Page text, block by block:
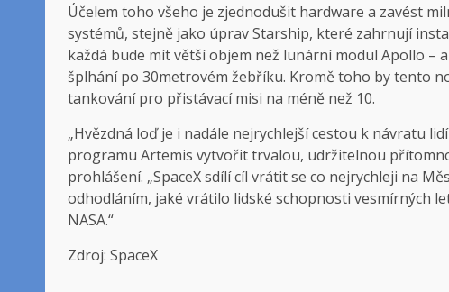
Účelem toho všeho je zjednodušit hardware a zavést
systémů, stejně jako úprav Starship, které zahrnují
každá bude mít větší objem než lunární modul Apollo
šplhání po 30metrovém žebříku. Kromě toho by tento
tankování pro přistávací misi na méně než 10.
„Hvězdná loď je i nadále nejrychlejší cestou k návratu
programu Artemis vytvořit trvalou, udržitelnou
prohlášení. „SpaceX sdílí cíl vrátit se co nejrychleji na
odhodláním, jaké vrátilo lidské schopnosti vesmírných
NASA.“
Zdroj: SpaceX